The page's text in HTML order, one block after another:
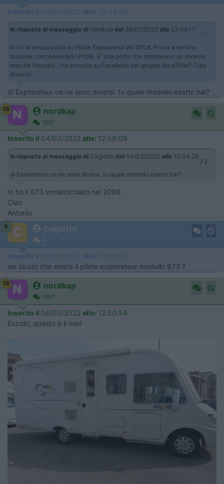
Inserito il 04/03/2022 alle: 10:34:29
In risposta al messaggio di nordkap del 26/02/2022 alle 23:09:17
Io ho la stessa porta su PIlote Explorateur del 2008. Prova a sentire
qualche concessionario Pilote. E' una porta che montavano su diverse
marche francesi. Hai provato su Facebook nel gruppo ArcaTribe? Ciao
Antonio
di Explorateur ce ne sono diversi. tu quale modello esatto hai?
16 nordkap
1897
Inserito il 04/03/2022 alle: 12:59:09
In risposta al messaggio di Cagietto del 04/03/2022 alle 10:34:29
di Explorateur ce ne sono diversi. tu quale modello esatto hai?
Io ho il 673 immatricolato nel 2008.
Ciao
Antonio
5 Cagietto
4
Inserito il 06/03/2022 alle: 10:28:27
sei sicuro che esiste il pilote explorateur modello 673 ?
16 nordkap
1897
Inserito il 06/03/2022 alle: 12:50:54
Eccolo, questo è il mio!